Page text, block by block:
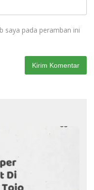
saya pada peramban ini